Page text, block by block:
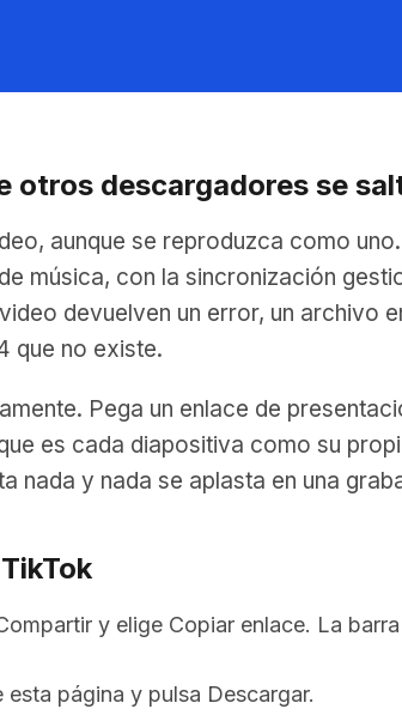
otros descargadores se
aunque se reproduzca como
música, con la sincronización
devuelven un error, un archivo
que no existe.
Pega un enlace de
es cada diapositiva como su
y nada se aplasta en una
y elige Copiar enlace. La
página y pulsa Descargar.